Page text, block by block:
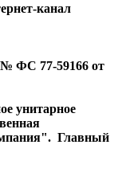
канал
ФС 77-59166 от
унитарное
Главный